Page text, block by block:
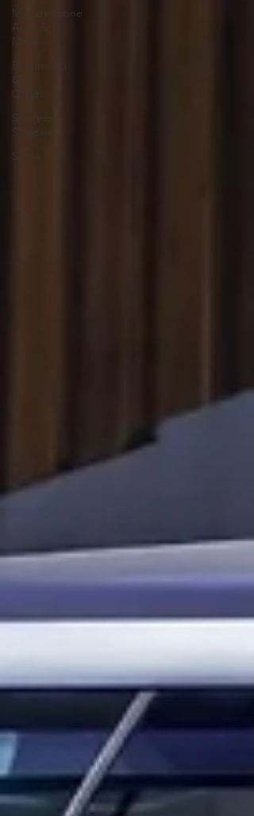
Manutenzione
Auto &
Moto
Pneumatici
&
Cerchi
Sicurezza
Stradale
Storia